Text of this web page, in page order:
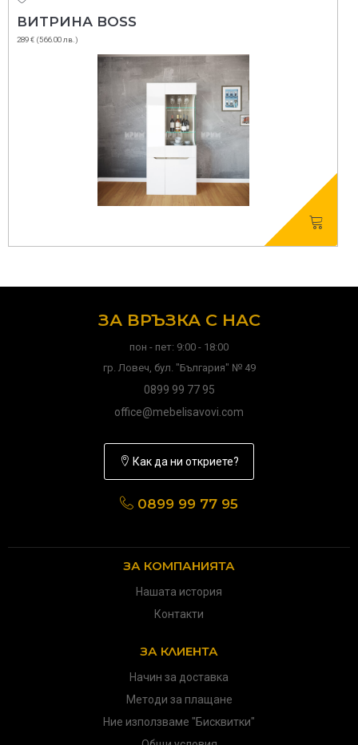
ВИТРИНА BOSS
289 € (566.00 лв.)
ЗА ВРЪЗКА С НАС
пон - пет: 9:00 - 18:00
гр. Ловеч, бул. "България" № 49
0899 99 77 95
office@mebelisavovi.com
Как да ни откриете?
0899 99 77 95
ЗА КОМПАНИЯТА
Нашата история
Контакти
ЗА КЛИЕНТА
Начин за доставка
Методи за плащане
Ние използваме "Бисквитки"